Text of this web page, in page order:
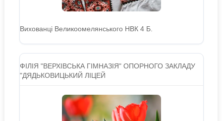
Вихованці Великоомелянського НВК 4 Б.
ФІЛІЯ "ВЕРХІВСЬКА ГІМНАЗІЯ" ОПОРНОГО ЗАКЛАДУ
"ДЯДЬКОВИЦЬКИЙ ЛІЦЕЙ